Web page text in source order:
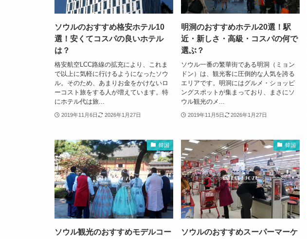
ソウルのおすすめ格安ホテル10
選！安くてコスパの良いホテル
は？
格安航空LCC路線の拡充により、これま
で以上に気軽に行けるようになったソウ
ル。そのため、あまりお金をかけないロ
ーコスト旅をする人が増えています。特
にホテル代は旅...
2019年11月6日 2026年1月27日
明洞のおすすめホテル20選！駅
近・新しさ・高級・コスパの何で
選ぶ？
ソウル一番の繁華街である明洞（ミョン
ドン）は、観光客に圧倒的な人気を誇る
エリアです。明洞にはグルメ・ショッピ
ングスポットが集まっており、まさにソ
ウル観光のメ...
2019年11月5日 2026年1月27日
韓国
ソウル観光のおすすめモデルコー
韓国
ソウルのおすすめスーパーマーケ